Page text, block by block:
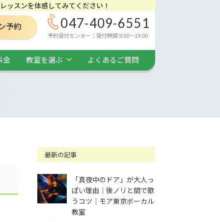
ッスンを体感してみてください！
予約 047-409-6551
予約受付センター：受付時間 9:00～19:00
金 教室を選ぶ よくあるご質問
最新の記事
「真夜中のドア」が大人っ
ぽい理由｜後ノリと間で歌
うコツ｜モア東京ボーカル
教室